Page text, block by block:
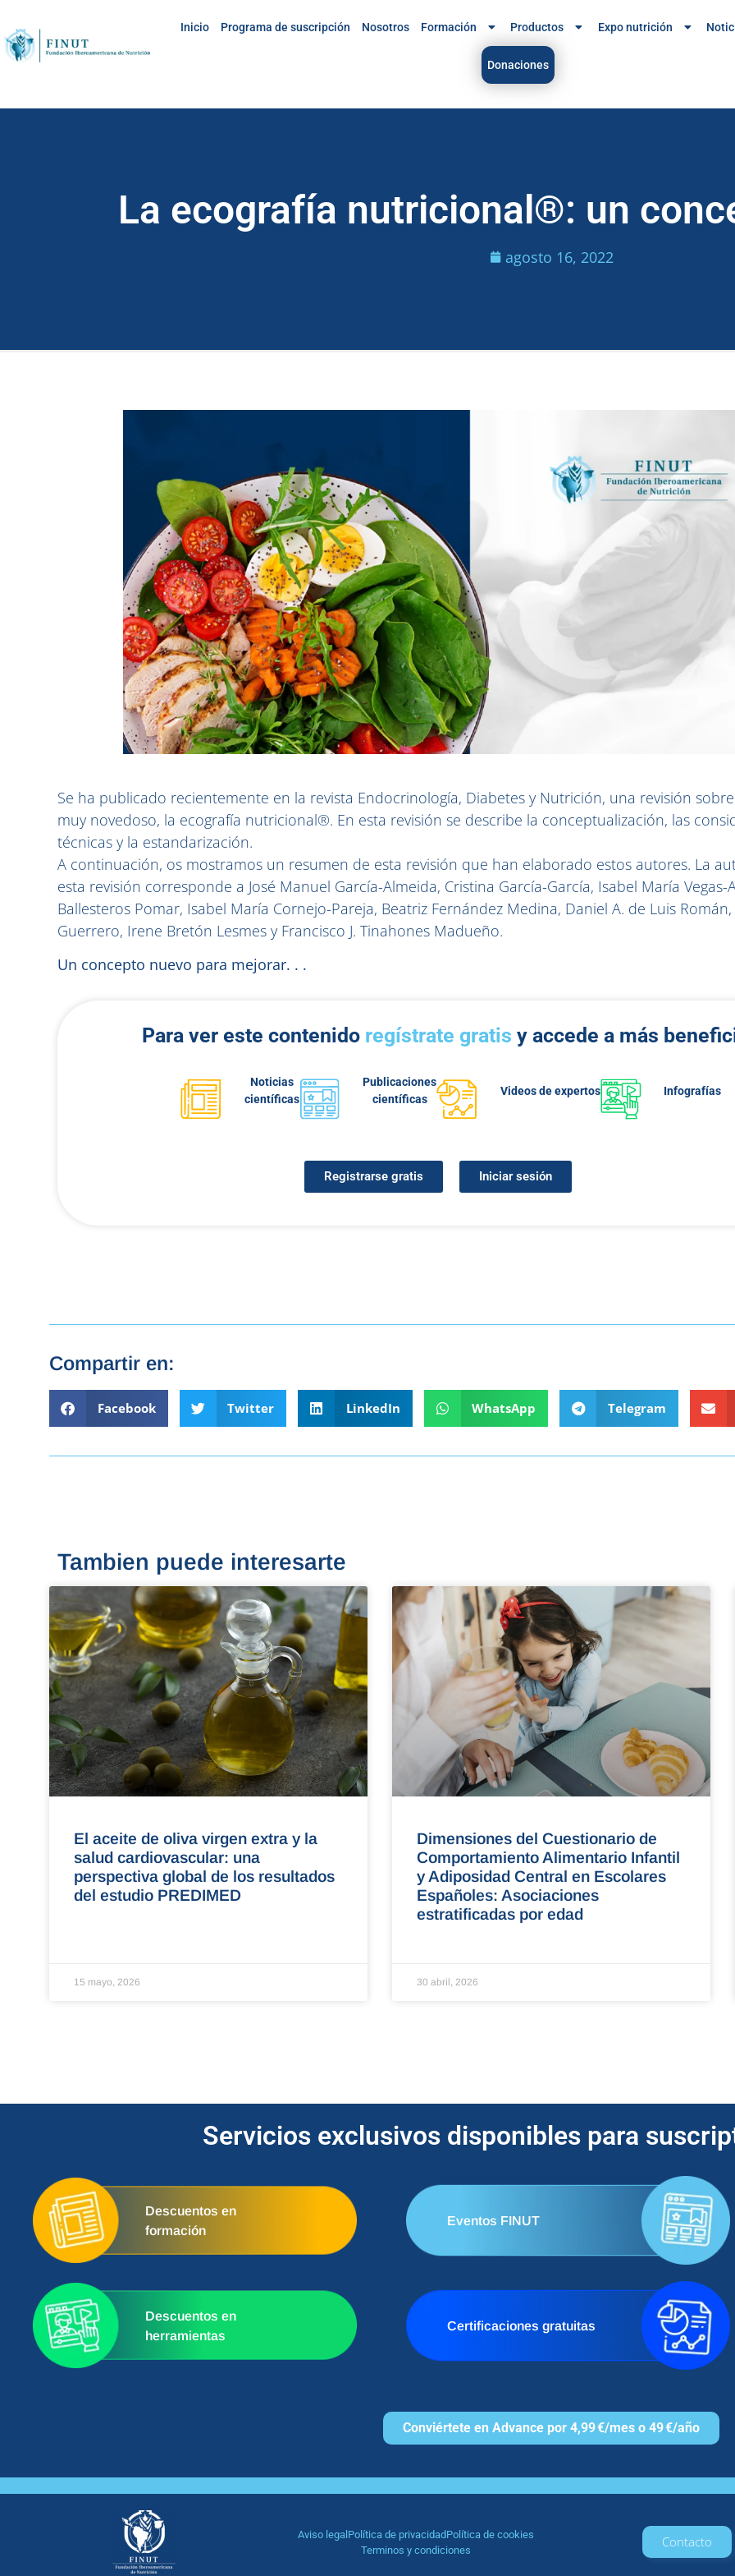
Inicio Programa de suscripción Nosotros Formación Productos Expo nutrición
Donaciones
La ecografía nutricional®: un
agosto 16, 2022
Se ha publicado recientemente en la revista Endocrinología, Diabetes y Nutrición, una revisión
muy novedoso, la ecografía nutricional®. En esta revisión se describe la conceptualización, las
técnicas y la estandarización.
A continuación, os mostramos un resumen de esta revisión que han elaborado estos autores. La
esta revisión corresponde a José Manuel García-Almeida, Cristina García-García, Isabel María Vegas-
Ballesteros Pomar, Isabel María Cornejo-Pareja, Beatriz Fernández Medina, Daniel A. de Luis
Guerrero, Irene Bretón Lesmes y Francisco J. Tinahones Madueño.
Un concepto nuevo para mejorar. . .
Para ver este contenido regístrate gratis y accede a más
Noticias
científicas
Publicaciones
científicas
Videos de expertos Infografías
Registrarse gratis Iniciar sesión
Compartir en:
Facebook Twitter LinkedIn WhatsApp Telegram
Tambien puede interesarte
El aceite de oliva virgen extra y la
salud cardiovascular: una
perspectiva global de los resultados
del estudio PREDIMED
15 mayo, 2026
Dimensiones del Cuestionario de
Comportamiento Alimentario Infantil
y Adiposidad Central en Escolares
Españoles: Asociaciones
estratificadas por edad
30 abril, 2026
Servicios exclusivos disponibles para
Descuentos en
formación
Eventos FINUT
Descuentos en
herramientas
Certificaciones gratuitas
Conviértete en Advance por 4,99 €/mes o 49 €/año
Aviso legalPolítica de privacidadPolítica de cookies
Terminos y condiciones
Contacto